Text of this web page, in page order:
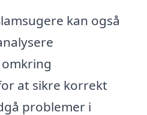
kan også
at sikre korrekt
problemer i